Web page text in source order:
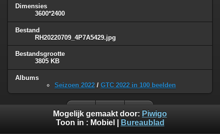
Dimensies
3600*2400
Bestand
RH20220709_4P7A5429.jpg
Bestandsgrootte
3805 KB
Albums
Seizoen 2022 / GTC 2022 in 100 beelden
Mogelijk gemaakt door: Piwigo
Toon in : Mobiel Bureaublad